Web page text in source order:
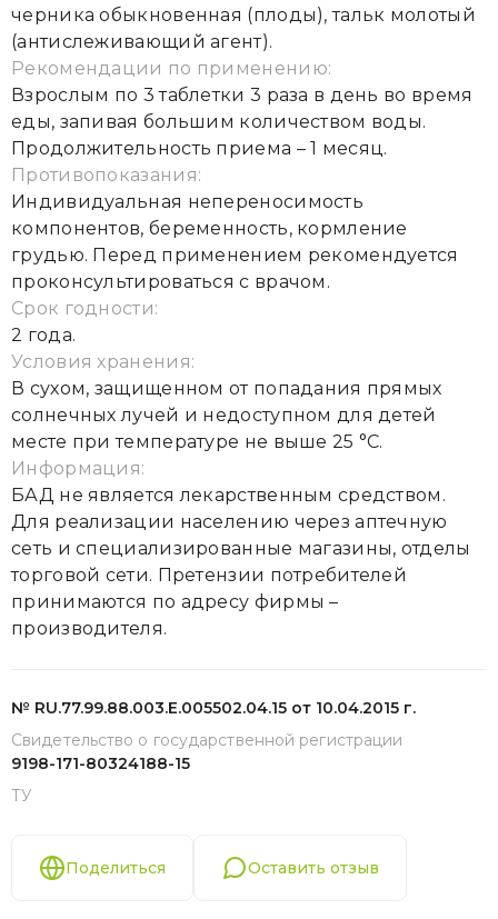
черника обыкновенная (плоды), тальк молотый
(антислеживающий агент).
Рекомендации по применению:
Взрослым по 3 таблетки 3 раза в день во время
еды, запивая большим количеством воды.
Продолжительность приема – 1 месяц.
Противопоказания:
Индивидуальная непереносимость
компонентов, беременность, кормление
грудью. Перед применением рекомендуется
проконсультироваться с врачом.
Срок годности:
2 года.
Условия хранения:
В сухом, защищенном от попадания прямых
солнечных лучей и недоступном для детей
месте при температуре не выше 25 °С.
Информация:
БАД не является лекарственным средством.
Для реализации населению через аптечную
сеть и специализированные магазины, отделы
торговой сети. Претензии потребителей
принимаются по адресу фирмы –
производителя.
№ RU.77.99.88.003.Е.005502.04.15 от 10.04.2015 г.
Свидетельство о государственной регистрации
9198-171-80324188-15
ТУ
Поделиться Оставить отзыв